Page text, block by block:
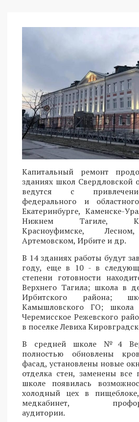
Капитальный ремонт
зданиях школ Свердловской
ведутся с
федерального и
Екатеринбурге, Каменске-
Нижнем Тагиле,
Красноуфимске,
Артемовском, Ирбите и др.
В 14 зданиях работы будут
году, еще в 10 - в
степени готовности
Верхнего Тагила; школа в
Ирбитского
Камышловского ГО;
Черемисское Режевского
в поселке Левиха
В средней школе №4
полностью обновлены
фасад, установлены новые
отделка стен, заменены все
школе появилась
холодный цех в
медкабинет,
аудитории.